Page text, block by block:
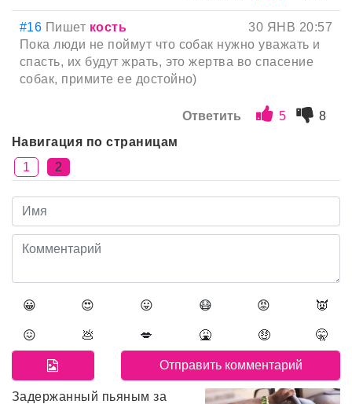
#16 Пишет кость
30 ЯНВ 20:57
Пока люди не поймут что собак нужно уважать и
спасть, их будут жрать, это жертва во спасение
собак, примите ее достойно)
Ответить 5
8
Навигация по страницам
1
2
😀 😍 😛 😷 😡 👿
😖 💩 💋 🤮 🤑 🤫
Задержанный пьяным за